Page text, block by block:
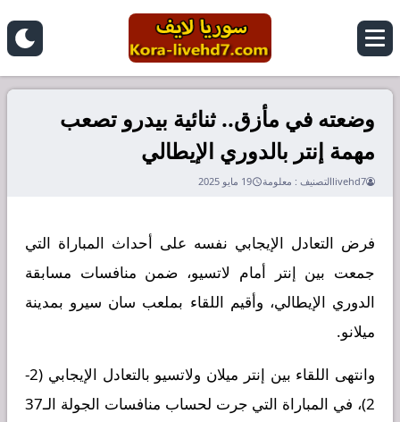
وضعته في مأزق.. ثنائية بيدرو تصعب
مهمة إنتر بالدوري الإيطالي
livehd7التصنيف : معلومة 19 مايو 2025
فرض التعادل الإيجابي نفسه على أحداث المباراة التي
جمعت بين إنتر أمام لاتسيو، ضمن منافسات مسابقة
الدوري الإيطالي، وأقيم اللقاء بملعب سان سيرو بمدينة
ميلانو.
وانتهى اللقاء بين إنتر ميلان ولاتسيو بالتعادل الإيجابي (2-
2)، في المباراة التي جرت لحساب منافسات الجولة الـ37